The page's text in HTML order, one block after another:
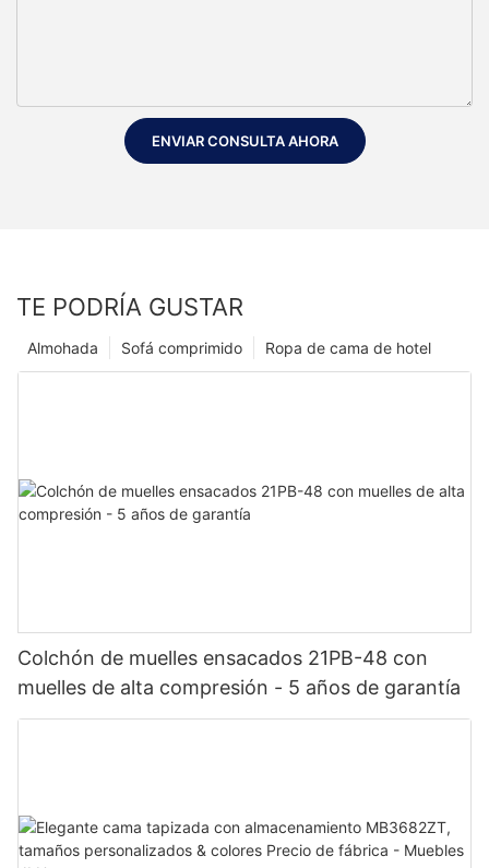
ENVIAR CONSULTA AHORA
TE PODRÍA GUSTAR
Ropa de cama de hotel
Sofá comprimido
Almohada
Colchón de muelles ensacados 21PB-48 con
muelles de alta compresión - 5 años de garantía